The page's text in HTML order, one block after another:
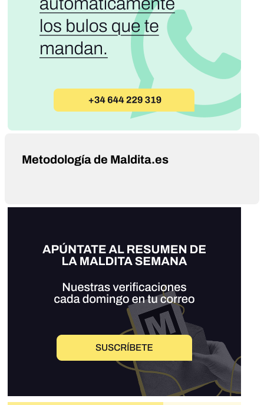
Metodología de Maldita.es